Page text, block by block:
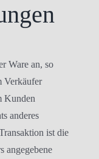
Ware an, so
Verkäufer
Kunden
anderes
ist die
angegebene